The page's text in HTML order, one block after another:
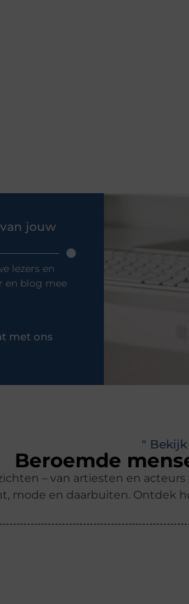
jouw
lezers en
en blog mee
met ons
"
Beroemde
– van artiesten en
mode en daarbuiten. Ontdek